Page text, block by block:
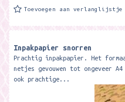
Toevoegen aan verlanglijstje
Inpakpapier snorren
Prachtig inpakpapier. Het
netjes gevouwen tot ongeveer
ook prachtige...